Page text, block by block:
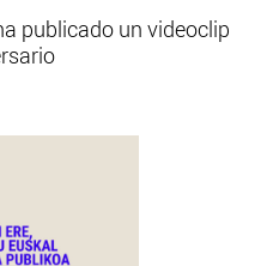
publicado un videoclip